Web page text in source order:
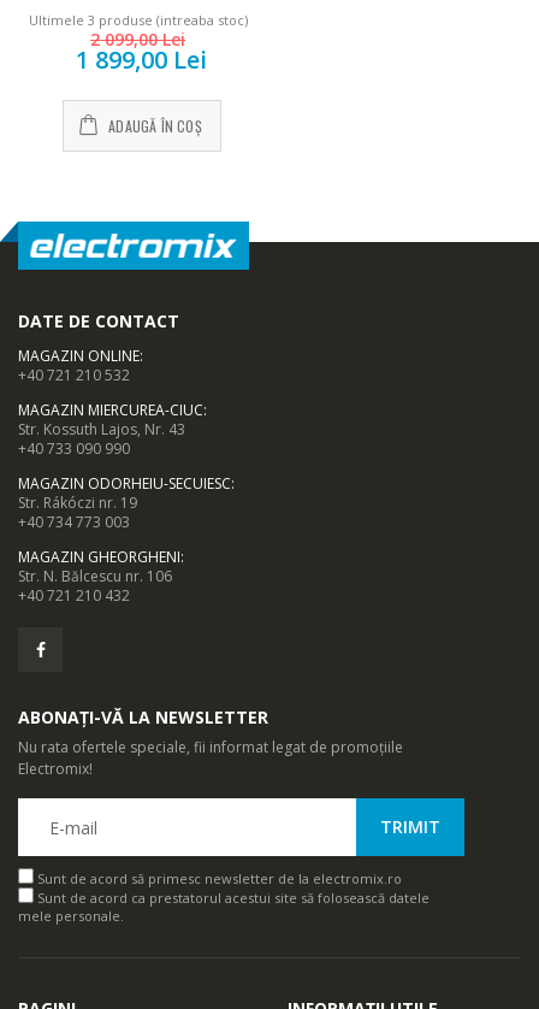
Clasa A++, Functie incalzire,
Functie ECO, Follow me, R32,
HAC-CO12WFN-RD, Rosu
Ultimele 3 produse (intreaba stoc)
2 099,00 Lei
1 899,00 Lei
ADAUGĂ ÎN COȘ
DATE DE CONTACT
MAGAZIN ONLINE:
+40 721 210 532
MAGAZIN MIERCUREA-CIUC:
Str. Kossuth Lajos, Nr. 43
+40 733 090 990
MAGAZIN ODORHEIU-SECUIESC:
Str. Rákóczi nr. 19
+40 734 773 003
MAGAZIN GHEORGHENI:
Str. N. Bălcescu nr. 106
+40 721 210 432
ABONAȚI-VĂ LA NEWSLETTER
Nu rata ofertele speciale, fii informat legat de promoțiile
Electromix!
Sunt de acord să primesc newsletter de la electromix.ro
Sunt de acord ca prestatorul acestui site să folosească datele
mele personale.